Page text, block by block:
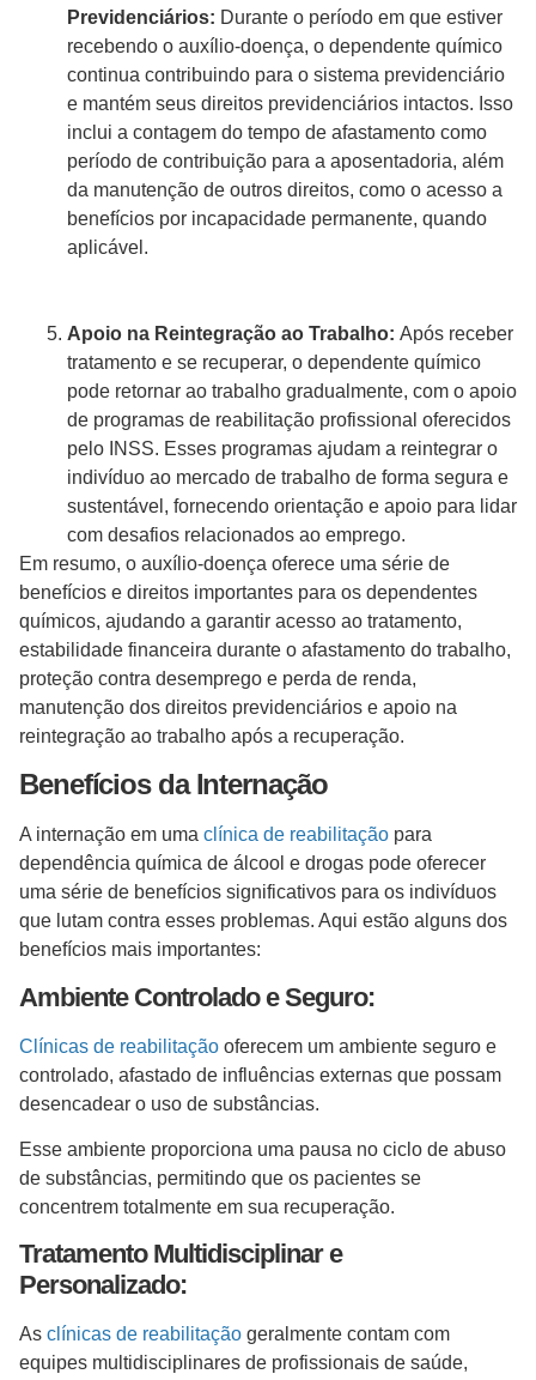
Previdenciários: Durante o período em que estiver
recebendo o auxílio-doença, o dependente químico
continua contribuindo para o sistema previdenciário
e mantém seus direitos previdenciários intactos. Isso
inclui a contagem do tempo de afastamento como
período de contribuição para a aposentadoria, além
da manutenção de outros direitos, como o acesso a
benefícios por incapacidade permanente, quando
aplicável.
Apoio na Reintegração ao Trabalho: Após receber
tratamento e se recuperar, o dependente químico
pode retornar ao trabalho gradualmente, com o apoio
de programas de reabilitação profissional oferecidos
pelo INSS. Esses programas ajudam a reintegrar o
indivíduo ao mercado de trabalho de forma segura e
sustentável, fornecendo orientação e apoio para lidar
com desafios relacionados ao emprego.
Em resumo, o auxílio-doença oferece uma série de
benefícios e direitos importantes para os dependentes
químicos, ajudando a garantir acesso ao tratamento,
estabilidade financeira durante o afastamento do trabalho,
proteção contra desemprego e perda de renda,
manutenção dos direitos previdenciários e apoio na
reintegração ao trabalho após a recuperação.
Benefícios da Internação
A internação em uma clínica de reabilitação para
dependência química de álcool e drogas pode oferecer
uma série de benefícios significativos para os indivíduos
que lutam contra esses problemas. Aqui estão alguns dos
benefícios mais importantes:
Ambiente Controlado e Seguro:
Clínicas de reabilitação oferecem um ambiente seguro e
controlado, afastado de influências externas que possam
desencadear o uso de substâncias.
Esse ambiente proporciona uma pausa no ciclo de abuso
de substâncias, permitindo que os pacientes se
concentrem totalmente em sua recuperação.
Tratamento Multidisciplinar e
Personalizado:
As clínicas de reabilitação geralmente contam com
equipes multidisciplinares de profissionais de saúde,